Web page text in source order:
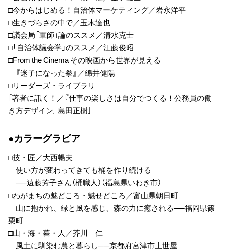
□今からはじめる！自治体マーケティング／岩永洋平
□生きづらさの中で／玉木達也
□議会局「軍師」論のススメ／清水克士
□「自治体議会学」のススメ／江藤俊昭
□From the Cinema その映画から世界が見える
『迷子になった拳』／綿井健陽
□リーダーズ・ライブラリ
［著者に訊く！／『仕事の楽しさは自分でつくる！公務員の働
き方デザイン』島田正樹］
●カラーグラビア
□技・匠／大西暢夫
使い方が変わってきても桶を作り続ける
──遠藤芳子さん（桶職人）（福島県いわき市）
□わがまちの魅どころ・魅せどころ／富山県朝日町
山に抱かれ、緑と風を感じ、森の力に癒される──福岡県篠
栗町
□山・海・暮・人／芥川 仁
風土に馴染む農と暮らし──京都府宮津市上世屋